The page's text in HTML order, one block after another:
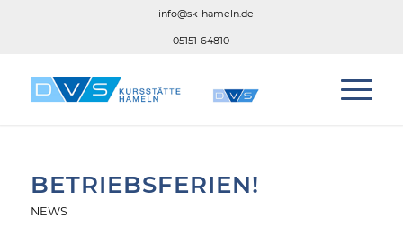
info@sk-hameln.de
05151-64810
BETRIEBSFERIEN!
NEWS